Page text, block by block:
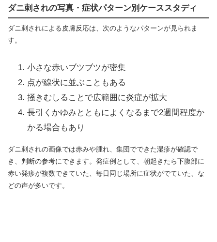
ダニ刺されの写真・症状パターン別ケーススタディ
ダニ刺されによる皮膚反応は、次のようなパターンが見られま
す。
小さな赤いブツブツが密集
点が線状に並ぶこともある
掻きむしることで広範囲に炎症が拡大
長引くかゆみとともによくなるまで2週間程度か
かる場合もあり
ダニ刺されの画像では赤みや腫れ、集団でできた湿疹が確認で
き、判断の参考にできます。発症例として、朝起きたら下腹部に
赤い発疹が複数できていた、毎日同じ場所に症状がでていた、な
どの声が多いです。